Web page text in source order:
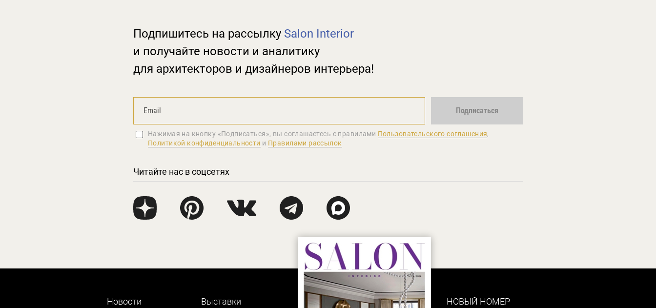
Подпишитесь на рассылку Salon Interior
и получайте новости и аналитику
для архитекторов и дизайнеров интерьера!
Подписаться
Нажимая на кнопку «Подписаться», вы соглашаетеcь с правилами Пользовательского соглашения,
Политикой конфиденциальности и Правилами рассылок
Читайте нас в соцсетях
Новости
Выставки
НОВЫЙ НОМЕР